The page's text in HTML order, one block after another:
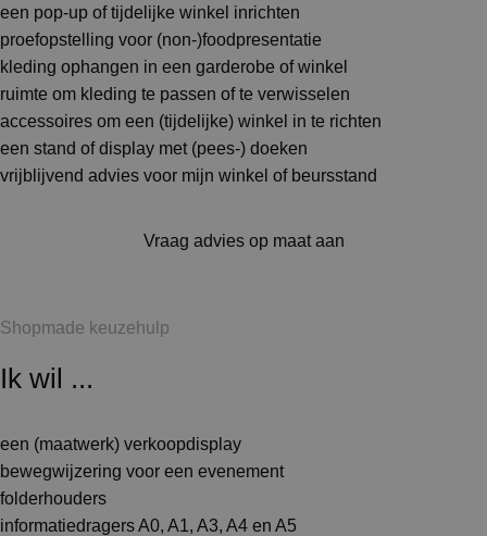
een pop-up of tijdelijke winkel inrichten
proefopstelling voor (non-)foodpresentatie
kleding ophangen in een garderobe of winkel
ruimte om kleding te passen of te verwisselen
accessoires om een (tijdelijke) winkel in te richten
een stand of display met (pees-) doeken
vrijblijvend advies voor mijn winkel of beursstand
Vraag advies op maat aan
Shopmade keuzehulp
Ik wil ...
een (maatwerk) verkoopdisplay
bewegwijzering voor een evenement
folderhouders
informatiedragers A0, A1, A3, A4 en A5